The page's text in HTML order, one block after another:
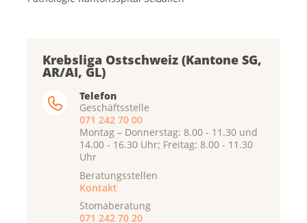
Krebsliga Ostschweiz (Kantone SG,
AR/AI, GL)
Telefon
Geschäftsstelle
071 242 70 00
Montag – Donnerstag: 8.00 - 11.30 und
14.00 - 16.30 Uhr; Freitag: 8.00 - 11.30
Uhr
Beratungsstellen
Kontakt
Stomaberatung
071 242 70 20